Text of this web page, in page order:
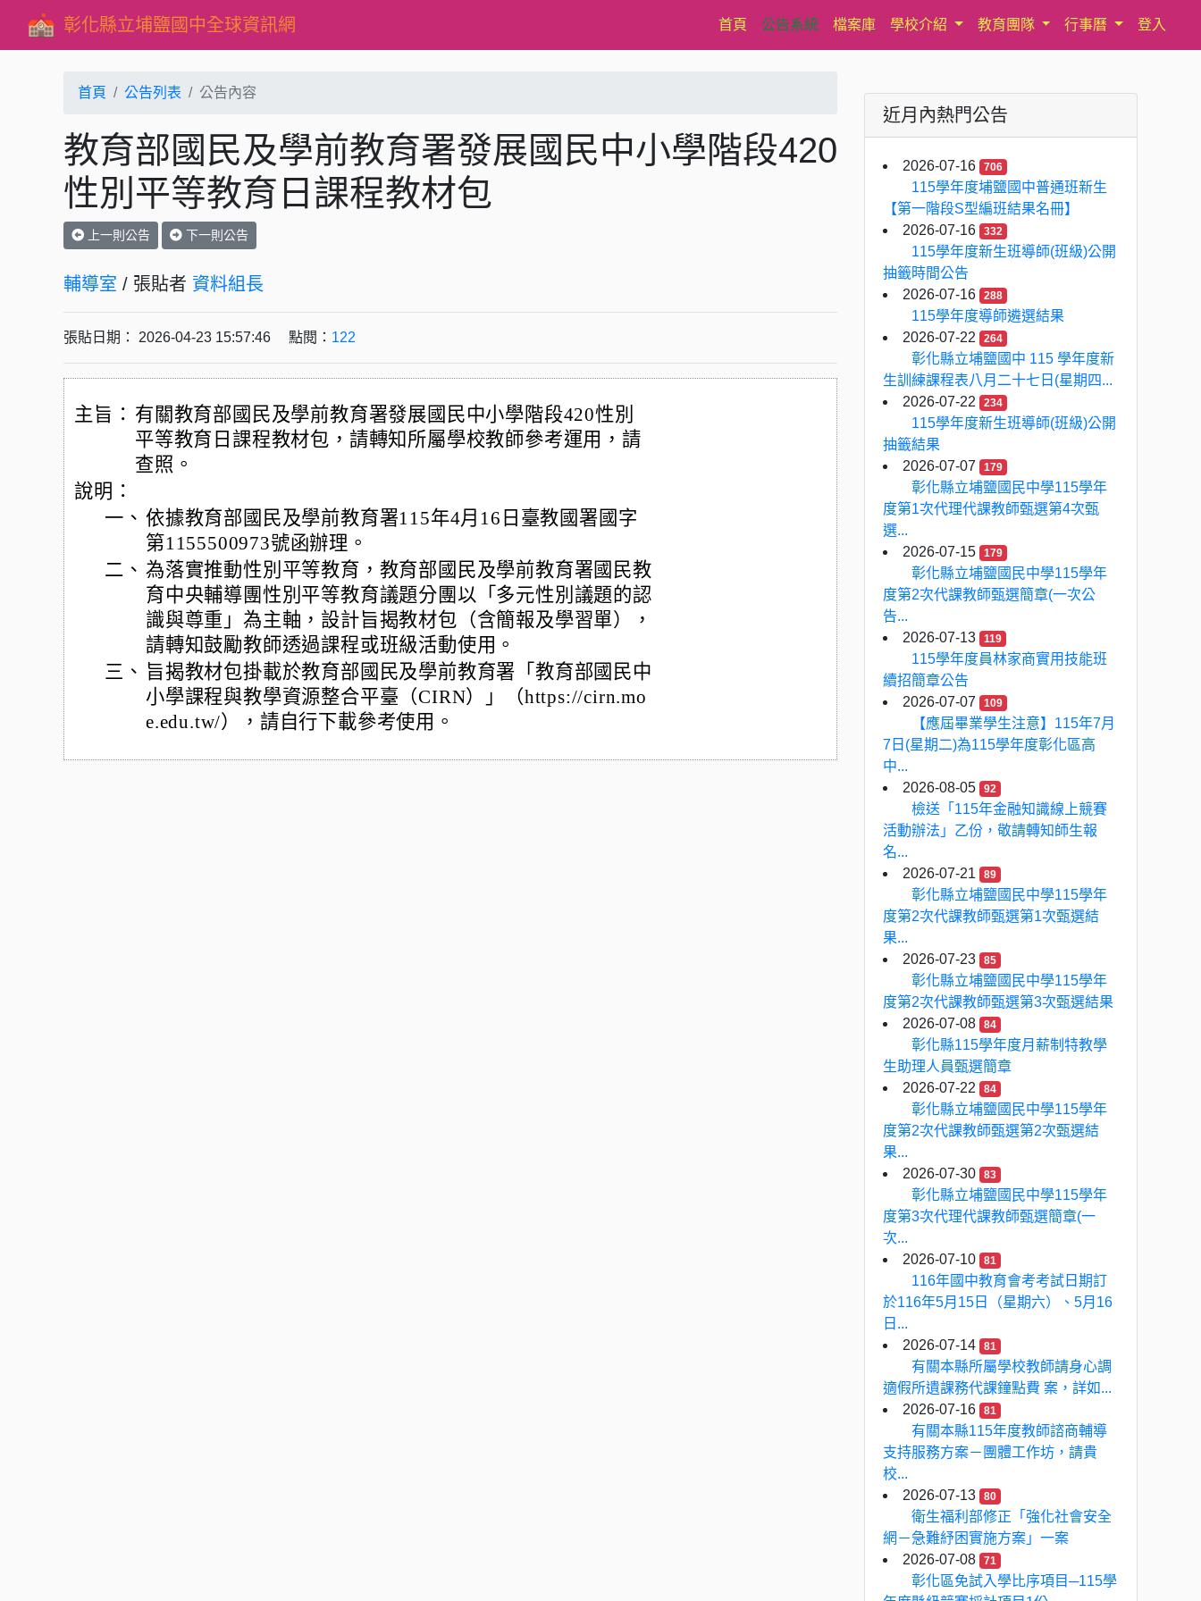
彰化縣立埔鹽國中全球資訊網 首頁(current)
公告系統 檔案庫 學校介紹 教育團隊 行事曆 登入
首頁 公告列表 公告內容
教育部國民及學前教育署發展國民中小學階段420
性別平等教育日課程教材包
上一則公告 下一則公告
輔導室 / 張貼者 資料組長
張貼日期： 2026-04-23 15:57:46 點閱： 122
主旨： 有關教育部國民及學前教育署發展國民中小學階段420性別
平等教育日課程教材包，請轉知所屬學校教師參考運用，請
查照。
說明：
一、 依據教育部國民及學前教育署115年4月16日臺教國署國字
第1155500973號函辦理。
二、 為落實推動性別平等教育，教育部國民及學前教育署國民教
育中央輔導團性別平等教育議題分團以「多元性別議題的認
識與尊重」為主軸，設計旨揭教材包（含簡報及學習單），
請轉知鼓勵教師透過課程或班級活動使用。
三、 旨揭教材包掛載於教育部國民及學前教育署「教育部國民中
小學課程與教學資源整合平臺（CIRN）」（https://cirn.mo
e.edu.tw/），請自行下載參考使用。
近月內熱門公告
2026-07-16 706
115學年度埔鹽國中普通班新生
【第一階段S型編班結果名冊】
2026-07-16
332
115學年度新生班導師(班級)公開
抽籤時間公告
2026-07-16
288
115學年度導師遴選結果
2026-07-22
264
彰化縣立埔鹽國中 115 學年度新
生訓練課程表八月二十七日(星期四...
2026-07-22
234
115學年度新生班導師(班級)公開
抽籤結果
2026-07-07
179
彰化縣立埔鹽國民中學115學年
度第1次代理代課教師甄選第4次甄
選...
2026-07-15
179
彰化縣立埔鹽國民中學115學年
度第2次代課教師甄選簡章(一次公
告...
2026-07-13
119
115學年度員林家商實用技能班
續招簡章公告
2026-07-07
109
【應屆畢業學生注意】115年7月
7日(星期二)為115學年度彰化區高
中...
2026-08-05
92
檢送「115年金融知識線上競賽
活動辦法」乙份，敬請轉知師生報
名...
2026-07-21
89
彰化縣立埔鹽國民中學115學年
度第2次代課教師甄選第1次甄選結
果...
2026-07-23
85
彰化縣立埔鹽國民中學115學年
度第2次代課教師甄選第3次甄選結果
2026-07-08
84
彰化縣115學年度月薪制特教學
生助理人員甄選簡章
2026-07-22
84
彰化縣立埔鹽國民中學115學年
度第2次代課教師甄選第2次甄選結
果...
2026-07-30
83
彰化縣立埔鹽國民中學115學年
度第3次代理代課教師甄選簡章(一
次...
2026-07-10
81
116年國中教育會考考試日期訂
於116年5月15日（星期六）、5月16
日...
2026-07-14
81
有關本縣所屬學校教師請身心調
適假所遺課務代課鐘點費 案，詳如...
2026-07-16
81
有關本縣115年度教師諮商輔導
支持服務方案－團體工作坊，請貴
校...
2026-07-13
80
衛生福利部修正「強化社會安全
網－急難紓困實施方案」一案
2026-07-08
71
彰化區免試入學比序項目─115學